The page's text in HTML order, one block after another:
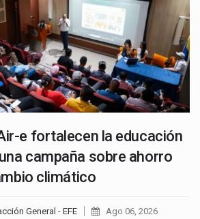
e fortalecen la educación
campaña sobre ahorro
climático
General - EFE Ago 06, 2026